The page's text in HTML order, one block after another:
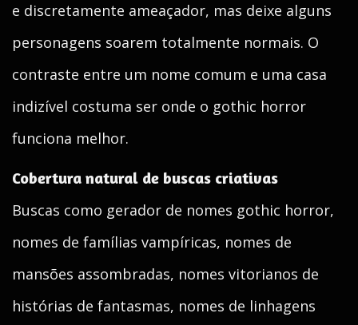
e discretamente ameaçador, mas deixe alguns
personagens soarem totalmente normais. O
contraste entre um nome comum e uma casa
indizível costuma ser onde o gothic horror
funciona melhor.
Cobertura natural de buscas criativas
Buscas como gerador de nomes gothic horror,
nomes de famílias vampíricas, nomes de
mansões assombradas, nomes vitorianos de
histórias de fantasmas, nomes de linhagens